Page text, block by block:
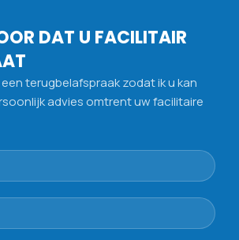
DAT U FACILITAIR
terugbelafspraak zodat ik u kan
advies omtrent uw facilitaire